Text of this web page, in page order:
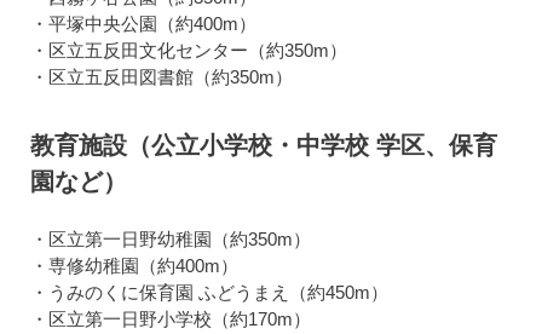
・平塚中央公園（約400m）
・区立五反田文化センター（約350m）
・区立五反田図書館（約350m）
教育施設（公立小学校・中学校 学区、保育
園など）
・区立第一日野幼稚園（約350m）
・専修幼稚園（約400m）
・うみのくに保育園 ふどうまえ（約450m）
・区立第一日野小学校（約170m）